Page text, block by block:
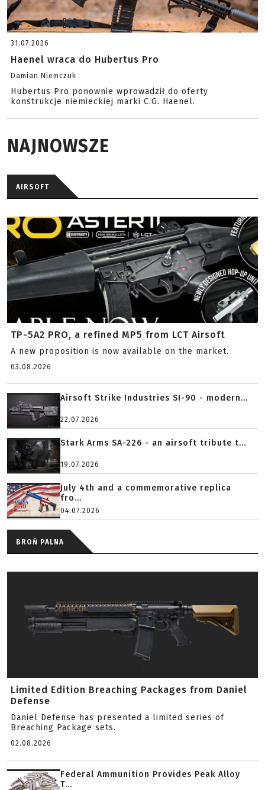
31.07.2026
Haenel wraca do Hubertus Pro
Damian Niemczuk
Hubertus Pro ponownie wprowadził do oferty
konstrukcje niemieckiej marki C.G. Haenel.
NAJNOWSZE
AIRSOFT
TP-5A2 PRO, a refined MP5 from LCT Airsoft
A new proposition is now available on the market.
03.08.2026
Airsoft Strike Industries SI-90 - modern...
22.07.2026
Stark Arms SA-226 - an airsoft tribute t...
19.07.2026
July 4th and a commemorative replica
fro...
04.07.2026
BROŃ PALNA
Limited Edition Breaching Packages from Daniel
Defense
Daniel Defense has presented a limited series of
Breaching Package sets.
02.08.2026
Federal Ammunition Provides Peak Alloy
T...